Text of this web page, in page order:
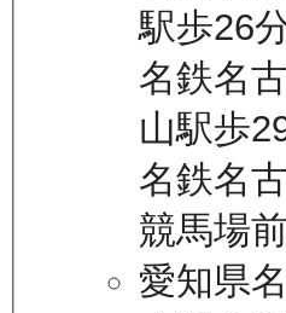
駅歩26
名鉄名
山駅歩
名鉄名
競馬場
愛知県